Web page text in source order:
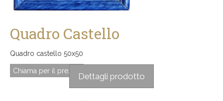
Quadro Castello
Quadro castello 50x50
Chiama per il prezzo
Dettagli prodotto